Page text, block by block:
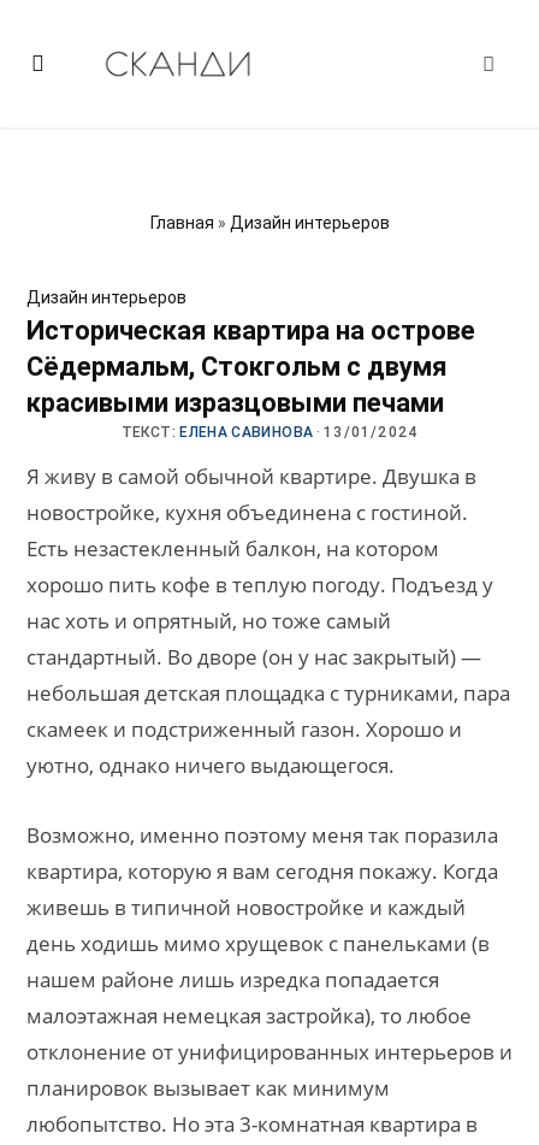
Главная » Дизайн интерьеров
Дизайн интерьеров
Историческая квартира на острове
Сёдермальм, Стокгольм с двумя
красивыми изразцовыми печами
ТЕКСТ: ЕЛЕНА САВИНОВА ·13/01/2024
Я живу в самой обычной квартире. Двушка в
новостройке, кухня объединена с гостиной.
Есть незастекленный балкон, на котором
хорошо пить кофе в теплую погоду. Подъезд у
нас хоть и опрятный, но тоже самый
стандартный. Во дворе (он у нас закрытый) —
небольшая детская площадка с турниками, пара
скамеек и подстриженный газон. Хорошо и
уютно, однако ничего выдающегося.
Возможно, именно поэтому меня так поразила
квартира, которую я вам сегодня покажу. Когда
живешь в типичной новостройке и каждый
день ходишь мимо хрущевок с панельками (в
нашем районе лишь изредка попадается
малоэтажная немецкая застройка), то любое
отклонение от унифицированных интерьеров и
планировок вызывает как минимум
любопытство. Но эта 3-комнатная квартира в